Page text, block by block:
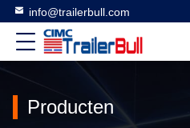
info@trailerbull.com
Producten